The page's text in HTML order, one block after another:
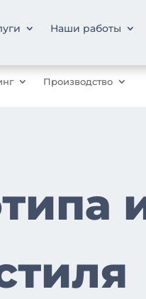
Наши работы
Производство